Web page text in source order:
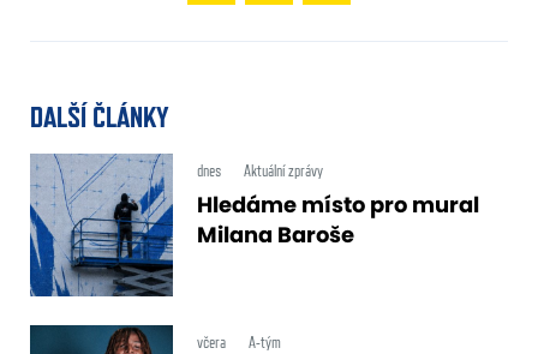
DALŠÍ ČLÁNKY
dnes Aktuální zprávy
Hledáme místo pro mural
Milana Baroše
včera A-tým